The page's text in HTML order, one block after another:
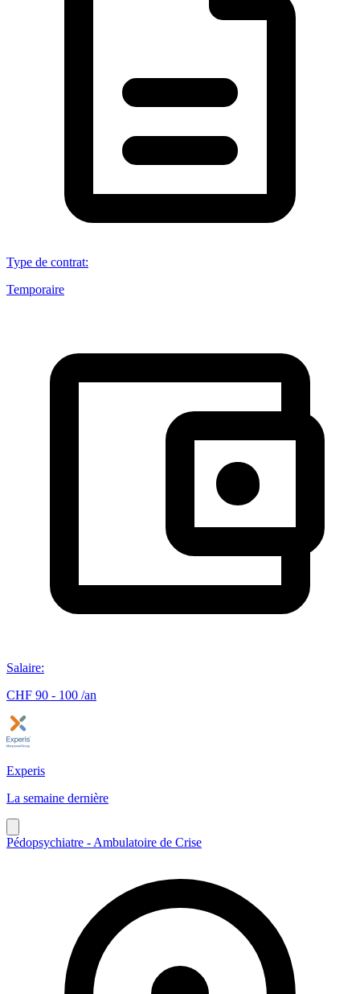
Type de contrat:
Temporaire
Salaire:
CHF 90 - 100 /an
Experis
La semaine dernière
Pédopsychiatre - Ambulatoire de Crise